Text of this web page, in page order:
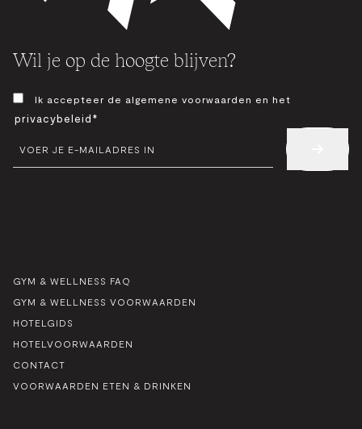
Wil je op de hoogte blijven?
TOESTEMMING
Ik accepteer de algemene voorwaarden en het
privacybeleid*
E-
MAIL
GYM & WELLNESS FAQ
GYM & WELLNESS VOORWAARDEN
HOTELGIDS
HOTELVOORWAARDEN
CONTACT
VOORWAARDEN ETEN & DRINKEN